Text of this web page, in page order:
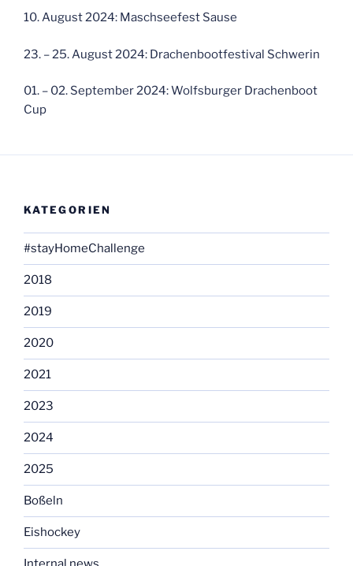
10. August 2024: Maschseefest Sause
23. – 25. August 2024: Drachenbootfestival Schwerin
01. – 02. September 2024: Wolfsburger Drachenboot
Cup
KATEGORIEN
#stayHomeChallenge
2018
2019
2020
2021
2023
2024
2025
Boßeln
Eishockey